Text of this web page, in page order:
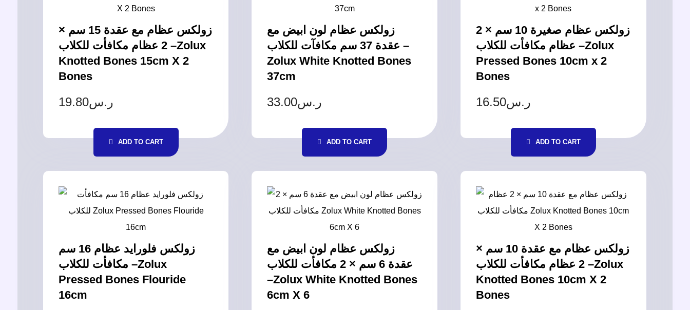
زولكس عظام مع عقدة 15 سم ×
2 عظام مكافأت للكلاب –Zolux
Knotted Bones 15cm X 2
Bones
ر.س19.80
ADD TO CART
زولكس عظام لون ابيض مع
عقدة 37 سم مكافآت للكلاب –
Zolux White Knotted Bones
37cm
ر.س33.00
ADD TO CART
زولكس عظام صغيرة 10 سم × 2
عظام مكافأت للكلاب –Zolux
Pressed Bones 10cm x 2
Bones
ر.س16.50
ADD TO CART
زولكس فلورايد عظام 16 سم
مكافأت للكلاب –Zolux
Pressed Bones Flouride
16cm
زولكس عظام لون ابيض مع
عقدة 6 سم × 2 مكافأت للكلاب
–Zolux White Knotted Bones
6cm X 6
زولكس عظام مع عقدة 10 سم ×
2 عظام مكافأت للكلاب –Zolux
Knotted Bones 10cm X 2
Bones